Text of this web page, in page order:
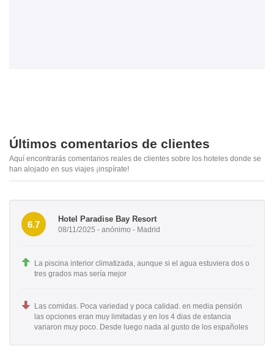
Últimos comentarios de clientes
Aquí encontrarás comentarios reales de clientes sobre los hoteles donde se
han alojado en sus viajes ¡inspírate!
6.7
Hotel Paradise Bay Resort
08/11/2025 - anónimo - Madrid
La piscina interior climatizada, aunque si el agua estuviera dos o
tres grados mas sería mejor
Las comidas. Poca variedad y poca calidad. en media pensión
las opciones eran muy limitadas y en los 4 dias de estancia
variaron muy poco. Desde luego nada al gusto de los españoles